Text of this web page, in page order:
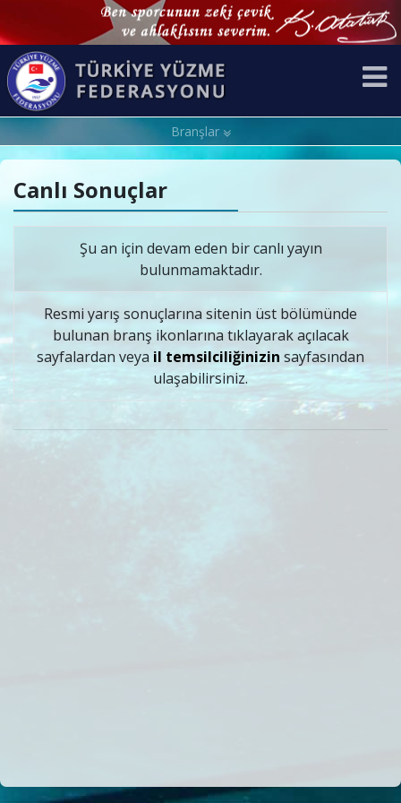
Branşlar
Canlı Sonuçlar
Şu an için devam eden bir canlı yayın
bulunmamaktadır.
Resmi yarış sonuçlarına sitenin üst bölümünde
bulunan branş ikonlarına tıklayarak açılacak
sayfalardan veya il temsilciliğinizin sayfasından
ulaşabilirsiniz.